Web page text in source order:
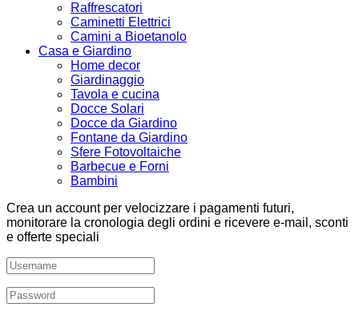
Raffrescatori
Caminetti Elettrici
Camini a Bioetanolo
Casa e Giardino
Home decor
Giardinaggio
Tavola e cucina
Docce Solari
Docce da Giardino
Fontane da Giardino
Sfere Fotovoltaiche
Barbecue e Forni
Bambini
Crea un account per velocizzare i pagamenti futuri,
monitorare la cronologia degli ordini e ricevere e-mail, sconti
e offerte speciali